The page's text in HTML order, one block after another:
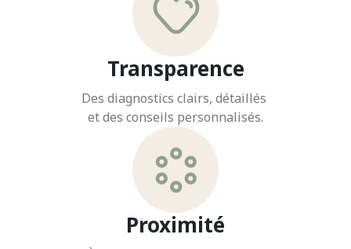
Transparence
Des diagnostics clairs, détaillés
et des conseils personnalisés.
Proximité